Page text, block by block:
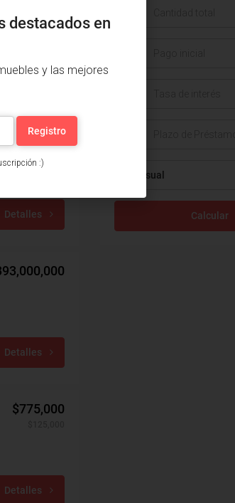
$850,000
Detalles
Detalles
$775,000
Detalles
Mensual
Calcular
destacados en
y las mejores
:)